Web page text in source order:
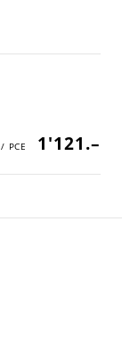
1'121.–